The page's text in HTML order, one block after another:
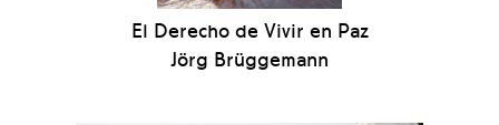
El Derecho de Vivir en Paz
Jörg Brüggemann